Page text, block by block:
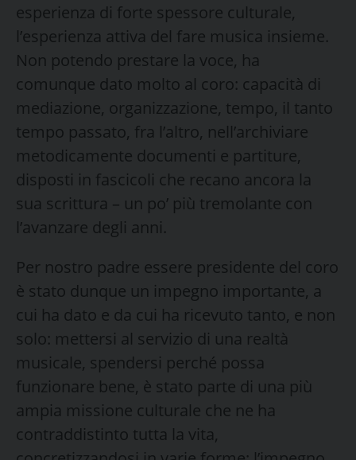
esperienza di forte spessore culturale,
l’esperienza attiva del fare musica insieme.
Non potendo prestare la voce, ha
comunque dato molto al coro: capacità di
mediazione, organizzazione, tempo, il tanto
tempo passato, fra l’altro, nell’archiviare
metodicamente documenti e partiture,
disposti in fascicoli che recano ancora la
sua scrittura – un po’ più tremolante con
l’avanzare degli anni.
Per nostro padre essere presidente del coro
è stato dunque un impegno importante, a
cui ha dato e da cui ha ricevuto tanto, e non
solo: mettersi al servizio di una realtà
musicale, spendersi perché possa
funzionare bene, è stato parte di una più
ampia missione culturale che ne ha
contraddistinto tutta la vita,